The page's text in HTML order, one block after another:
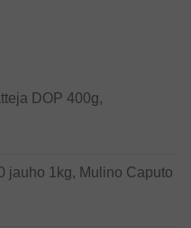
DOP 400g,
jauho 1kg, Mulino Caputo